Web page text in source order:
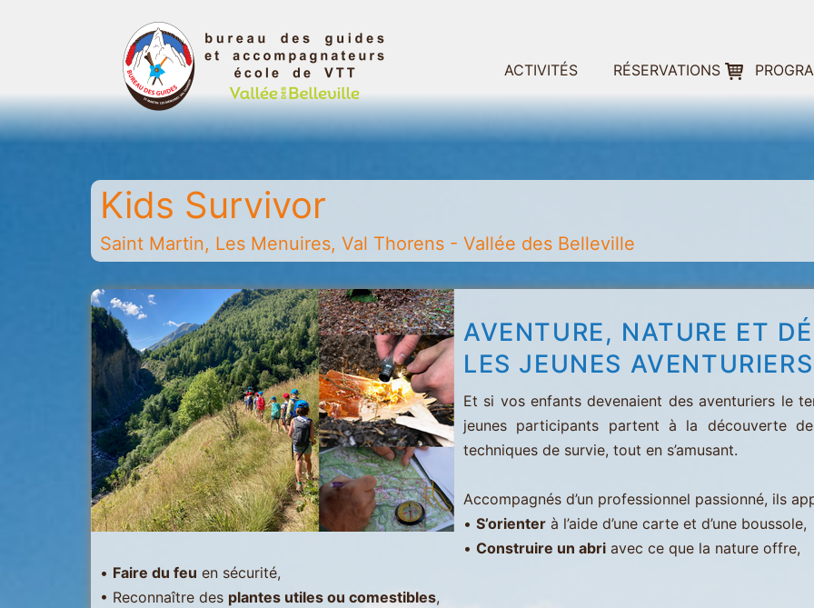
Bureau
guides
et
accompagnateurs
de
la
vallée
des
Belleville
-
Saint
Martin
-
Les
Menuires
-
Thorens
ACTIVITÉS RÉSERVATIONS
Kids Survivor
Saint Martin, Les Menuires, Val Thorens - Vallée des Belleville
AVENTURE, NATURE ET
LES JEUNES AVENTURIERS
Et si vos enfants devenaient des aventuriers le
jeunes participants partent à la découverte
techniques de survie, tout en s’amusant.
Accompagnés d’un professionnel passionné, ils
• S’orienter à l’aide d’une carte et d’une boussole,
• Construire un abri avec ce que la nature offre,
• Faire du feu en sécurité,
• Reconnaître des plantes utiles ou comestibles,